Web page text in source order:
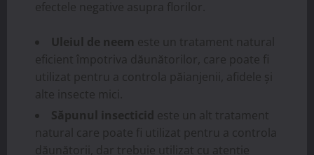
efectele negative asupra florilor.
Uleiul de neem este un tratament natural
eficient împotriva dăunătorilor, care poate fi
utilizat pentru a controla păianjenii, afidele și
alte insecte mici.
Săpunul insecticid este un alt tratament
natural care poate fi utilizat pentru a controla
dăunătorii, dar trebuie utilizat cu atenție